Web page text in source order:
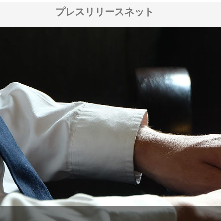
プレスリリースネット